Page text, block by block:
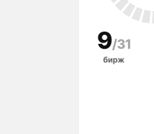
9/31
бирж